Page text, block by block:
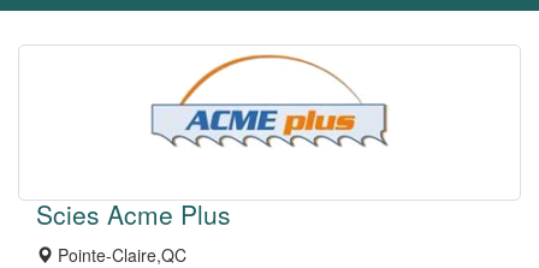
Scies Acme Plus
Pointe-Claire,QC